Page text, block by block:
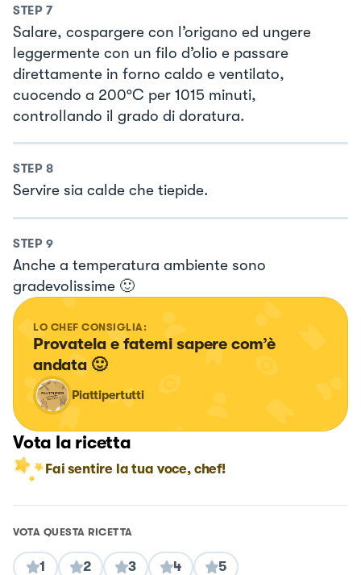
STEP 7
Salare, cospargere con l’origano ed ungere
leggermente con un filo d’olio e passare
direttamente in forno caldo e ventilato,
cuocendo a 200°C per 1015 minuti,
controllando il grado di doratura.
STEP 8
Servire sia calde che tiepide.
STEP 9
Anche a temperatura ambiente sono
gradevolissime 🙂
LO CHEF CONSIGLIA:
Provatela e fatemi sapere com’è
andata 🙂
Piattipertutti
Vota la ricetta
Fai sentire la tua voce, chef!
VOTA QUESTA RICETTA
1 2 3 4 5